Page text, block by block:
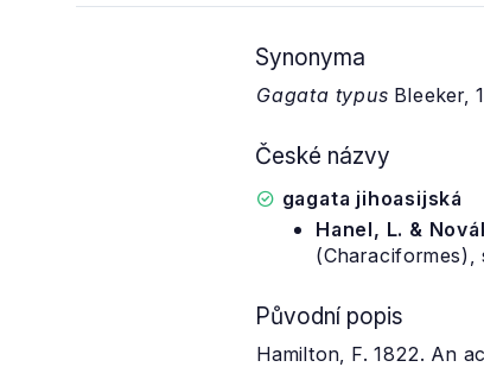
Synonyma
Gagata typus Bleeker,
České názvy
gagata jihoasijská
Hanel, L. &
(Characiformes),
Původní popis
Hamilton, F. 1822. An